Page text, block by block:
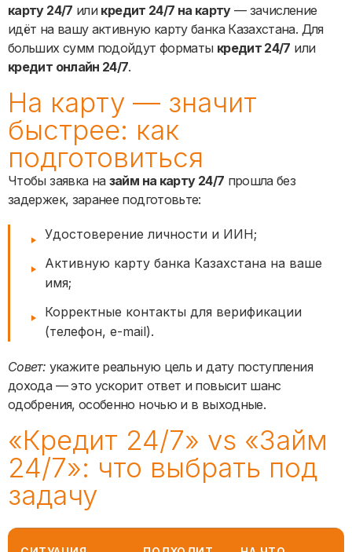
карту 24/7 или кредит 24/7 на карту— зачисление
идёт на вашу активную карту банка Казахстана. Для
больших сумм подойдут форматы кредит 24/7 или
кредит онлайн 24/7.
На карту — значит
быстрее: как
подготовиться
Чтобы заявка на займ на карту 24/7 прошла без
задержек, заранее подготовьте:
Удостоверение личности и ИИН;
Активную карту банка Казахстана на ваше
имя;
Корректные контакты для верификации
(телефон, e-mail).
Совет: укажите реальную цель и дату поступления
дохода — это ускорит ответ и повысит шанс
одобрения, особенно ночью и в выходные.
«Кредит 24/7» vs «Займ
24/7»: что выбрать под
задачу